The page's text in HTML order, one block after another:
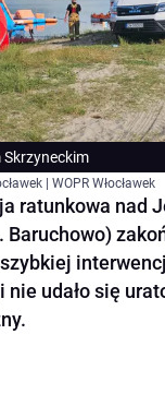
Skrzyneckim
| WOPR Włocławek
ratunkowa nad
nie udało się